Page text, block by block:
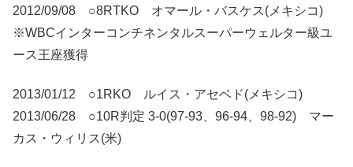
2012/09/08 ○8RTKO オマール・バスケス(メキシコ)
※WBCインターコンチネンタルスーパーウェルター級ユ
ース王座獲得
2013/01/12 ○1RKO ルイス・アセベド(メキシコ)
2013/06/28 ○10R判定 3-0(97-93、96-94、98-92) マー
カス・ウィリス(米)